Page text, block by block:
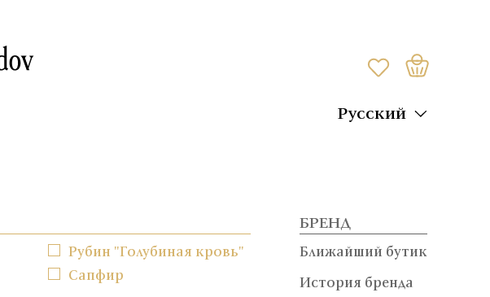
Русский
Рубин "Голубиная кровь"
Сапфир
БРЕНД
Ближайший бутик
История бренда